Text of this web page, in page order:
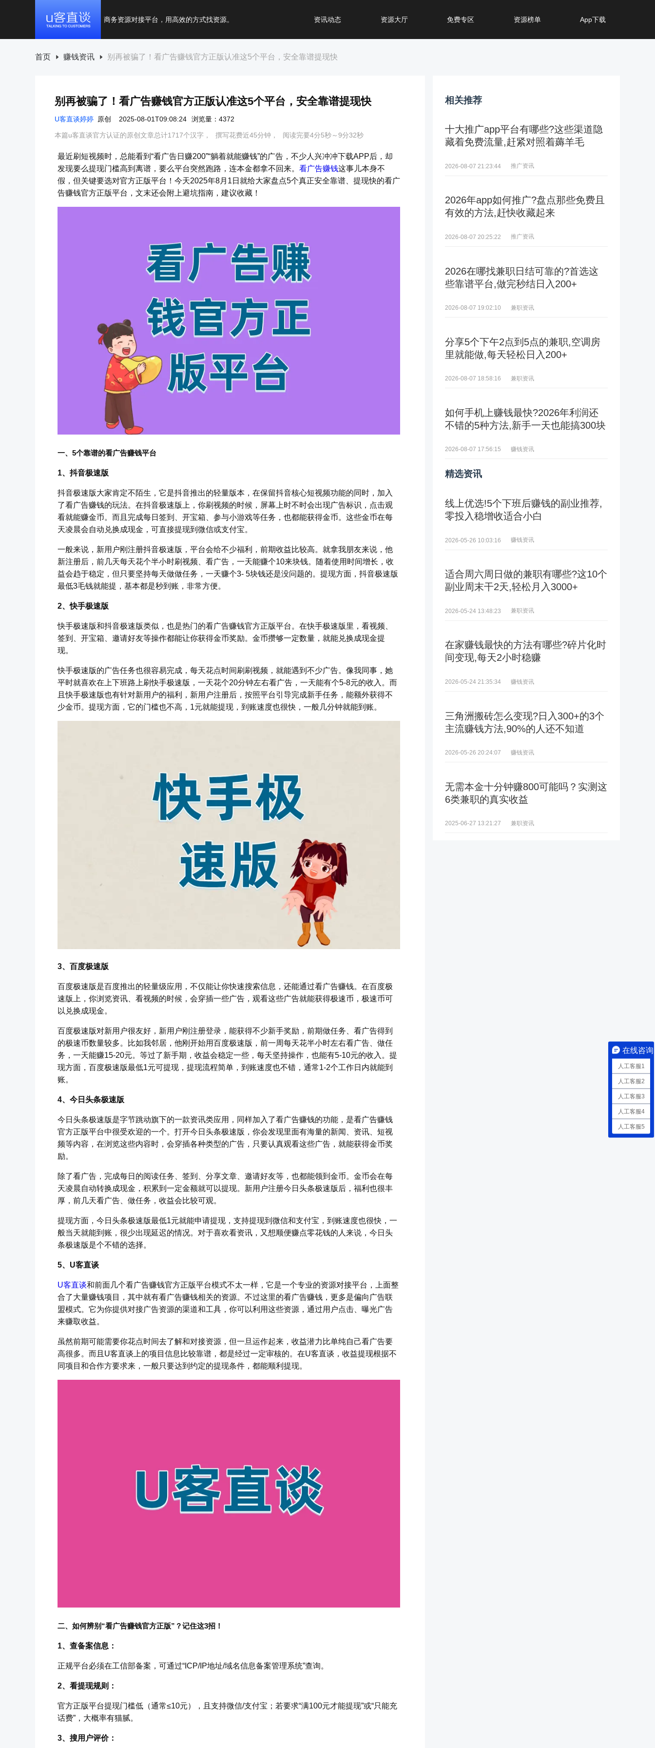
商务资源对接平台，用高效的方式找资源。 资讯动态 资源大厅 免费专区 资源榜单 App下载
首页 赚钱资讯 别再被骗了！看广告赚钱官方正版认准这5个平台，安全靠谱提现快
别再被骗了！看广告赚钱官方正版认准这5个平台，安全靠谱提现快
U客直谈婷婷 原创 2025-08-01T09:08:24 浏览量：4372
本篇u客直谈官方认证的原创文章总计1717个汉字， 撰写花费近45分钟， 阅读完要4分5秒～9分32秒
最近刷短视频时，总能看到“看广告日赚200”“躺着就能赚钱”的广告，不少人兴冲冲下载APP后，却
发现要么提现门槛高到离谱，要么平台突然跑路，连本金都拿不回来。 看广告赚钱这事儿本身不
假，但关键要选对官方正版平台！今天2025年8月1日就给大家盘点5个真正安全靠谱、提现快的看广
告赚钱官方正版平台，文末还会附上避坑指南，建议收藏！
一、5个靠谱的看广告赚钱平台
1、抖音极速版
抖音极速版大家肯定不陌生，它是抖音推出的轻量版本，在保留抖音核心短视频功能的同时，加入
了看广告赚钱的玩法。在抖音极速版上，你刷视频的时候，屏幕上时不时会出现广告标识，点击观
看就能赚金币。而且完成每日签到、开宝箱、参与小游戏等任务，也都能获得金币。这些金币在每
天凌晨会自动兑换成现金，可直接提现到微信或支付宝。
一般来说，新用户刚注册抖音极速版，平台会给不少福利，前期收益比较高。就拿我朋友来说，他
新注册后，前几天每天花个半小时刷视频、看广告，一天能赚个10来块钱。随着使用时间增长，收
益会趋于稳定，但只要坚持每天做做任务，一天赚个3- 5块钱还是没问题的。提现方面，抖音极速版
最低3毛钱就能提，基本都是秒到账，非常方便。
2、快手极速版
快手极速版和抖音极速版类似，也是热门的看广告赚钱官方正版平台。在快手极速版里，看视频、
签到、开宝箱、邀请好友等操作都能让你获得金币奖励。金币攒够一定数量，就能兑换成现金提
现。
快手极速版的广告任务也很容易完成，每天花点时间刷刷视频，就能遇到不少广告。像我同事，她
平时就喜欢在上下班路上刷快手极速版，一天花个20分钟左右看广告，一天能有个5-8元的收入。而
且快手极速版也有针对新用户的福利，新用户注册后，按照平台引导完成新手任务，能额外获得不
少金币。提现方面，它的门槛也不高，1元就能提现，到账速度也很快，一般几分钟就能到账。
3、百度极速版
百度极速版是百度推出的轻量级应用，不仅能让你快速搜索信息，还能通过看广告赚钱。在百度极
速版上，你浏览资讯、看视频的时候，会穿插一些广告，观看这些广告就能获得极速币，极速币可
以兑换成现金。
百度极速版对新用户很友好，新用户刚注册登录，能获得不少新手奖励，前期做任务、看广告得到
的极速币数量较多。比如我邻居，他刚开始用百度极速版，前一周每天花半小时左右看广告、做任
务，一天能赚15-20元。等过了新手期，收益会稳定一些，每天坚持操作，也能有5-10元的收入。提
现方面，百度极速版最低1元可提现，提现流程简单，到账速度也不错，通常1-2个工作日内就能到
账。
4、今日头条极速版
今日头条极速版是字节跳动旗下的一款资讯类应用，同样加入了看广告赚钱的功能，是看广告赚钱
官方正版平台中很受欢迎的一个。打开今日头条极速版，你会发现里面有海量的新闻、资讯、短视
频等内容，在浏览这些内容时，会穿插各种类型的广告，只要认真观看这些广告，就能获得金币奖
励。
除了看广告，完成每日的阅读任务、签到、分享文章、邀请好友等，也都能领到金币。金币会在每
天凌晨自动转换成现金，积累到一定金额就可以提现。新用户注册今日头条极速版后，福利也很丰
厚，前几天看广告、做任务，收益会比较可观。
提现方面，今日头条极速版最低1元就能申请提现，支持提现到微信和支付宝，到账速度也很快，一
般当天就能到账，很少出现延迟的情况。对于喜欢看资讯，又想顺便赚点零花钱的人来说，今日头
条极速版是个不错的选择。
5、U客直谈
U客直谈和前面几个看广告赚钱官方正版平台模式不太一样，它是一个专业的资源对接平台，上面整
合了大量赚钱项目，其中就有看广告赚钱相关的资源。不过这里的看广告赚钱，更多是偏向广告联
盟模式。它为你提供对接广告资源的渠道和工具，你可以利用这些资源，通过用户点击、曝光广告
来赚取收益。
虽然前期可能需要你花点时间去了解和对接资源，但一旦运作起来，收益潜力比单纯自己看广告要
高很多。而且U客直谈上的项目信息比较靠谱，都是经过一定审核的。在U客直谈，收益提现根据不
同项目和合作方要求来，一般只要达到约定的提现条件，都能顺利提现。
二、如何辨别“看广告赚钱官方正版”？记住这3招！
1、查备案信息：
正规平台必须在工信部备案，可通过“ICP/IP地址/域名信息备案管理系统”查询。
2、看提现规则：
官方正版平台提现门槛低（通常≤10元），且支持微信/支付宝；若要求“满100元才能提现”或“只能充
话费”，大概率有猫腻。
3、搜用户评价：
相关推荐
十大推广app平台有哪些?这些渠道隐
藏着免费流量,赶紧对照着薅羊毛
2026-08-07 21:23:44 推广资讯
2026年app如何推广?盘点那些免费且
有效的方法,赶快收藏起来
2026-08-07 20:25:22 推广资讯
2026在哪找兼职日结可靠的?首选这
些靠谱平台,做完秒结日入200+
2026-08-07 19:02:10 兼职资讯
分享5个下午2点到5点的兼职,空调房
里就能做,每天轻松日入200+
2026-08-07 18:58:16 兼职资讯
如何手机上赚钱最快?2026年利润还
不错的5种方法,新手一天也能搞300块
2026-08-07 17:56:15 赚钱资讯
精选资讯
线上优选!5个下班后赚钱的副业推荐,
零投入稳增收适合小白
2026-05-26 10:03:16 赚钱资讯
适合周六周日做的兼职有哪些?这10个
副业周末干2天,轻松月入3000+
2026-05-24 13:48:23 兼职资讯
在家赚钱最快的方法有哪些?碎片化时
间变现,每天2小时稳赚
2026-05-24 21:35:34 赚钱资讯
三角洲搬砖怎么变现?日入300+的3个
主流赚钱方法,90%的人还不知道
2026-05-26 20:24:07 赚钱资讯
无需本金十分钟赚800可能吗？实测这
6类兼职的真实收益
2025-06-27 13:21:27 兼职资讯
在线咨询
人工客服1
人工客服2
人工客服3
人工客服4
人工客服5